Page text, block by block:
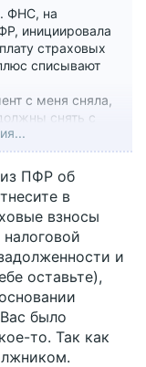
ФНС, на
инициировала
страховых
списывают
с меня сняла,
снять с
ПФР об
в
взносы
и
оставьте),
было
то. Так как